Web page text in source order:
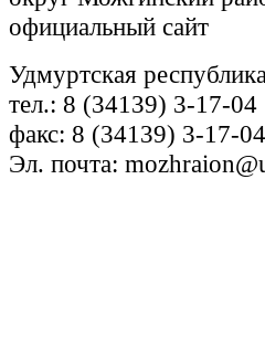
официальный сайт
Удмуртская
тел.: 8 (34139) 3-17-04
факс: 8 (34139) 3-17-04
Эл. почта: